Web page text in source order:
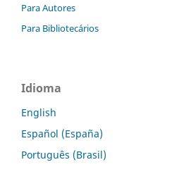
Para Autores
Para Bibliotecários
Idioma
English
Español (España)
Português (Brasil)